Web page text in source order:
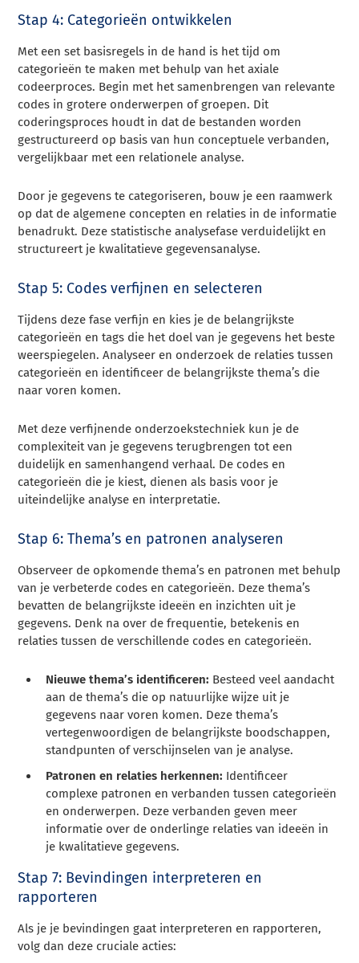
Stap 4: Categorieën ontwikkelen
Met een set basisregels in de hand is het tijd om
categorieën te maken met behulp van het axiale
codeerproces. Begin met het samenbrengen van relevante
codes in grotere onderwerpen of groepen. Dit
coderingsproces houdt in dat de bestanden worden
gestructureerd op basis van hun conceptuele verbanden,
vergelijkbaar met een relationele analyse.
Door je gegevens te categoriseren, bouw je een raamwerk
op dat de algemene concepten en relaties in de informatie
benadrukt. Deze statistische analysefase verduidelijkt en
structureert je kwalitatieve gegevensanalyse.
Stap 5: Codes verfijnen en selecteren
Tijdens deze fase verfijn en kies je de belangrijkste
categorieën en tags die het doel van je gegevens het beste
weerspiegelen. Analyseer en onderzoek de relaties tussen
categorieën en identificeer de belangrijkste thema’s die
naar voren komen.
Met deze verfijnende onderzoekstechniek kun je de
complexiteit van je gegevens terugbrengen tot een
duidelijk en samenhangend verhaal. De codes en
categorieën die je kiest, dienen als basis voor je
uiteindelijke analyse en interpretatie.
Stap 6: Thema’s en patronen analyseren
Observeer de opkomende thema’s en patronen met behulp
van je verbeterde codes en categorieën. Deze thema’s
bevatten de belangrijkste ideeën en inzichten uit je
gegevens. Denk na over de frequentie, betekenis en
relaties tussen de verschillende codes en categorieën.
Nieuwe thema’s identificeren: Besteed veel aandacht
aan de thema’s die op natuurlijke wijze uit je
gegevens naar voren komen. Deze thema’s
vertegenwoordigen de belangrijkste boodschappen,
standpunten of verschijnselen van je analyse.
Patronen en relaties herkennen: Identificeer
complexe patronen en verbanden tussen categorieën
en onderwerpen. Deze verbanden geven meer
informatie over de onderlinge relaties van ideeën in
je kwalitatieve gegevens.
Stap 7: Bevindingen interpreteren en
rapporteren
Als je je bevindingen gaat interpreteren en rapporteren,
volg dan deze cruciale acties: